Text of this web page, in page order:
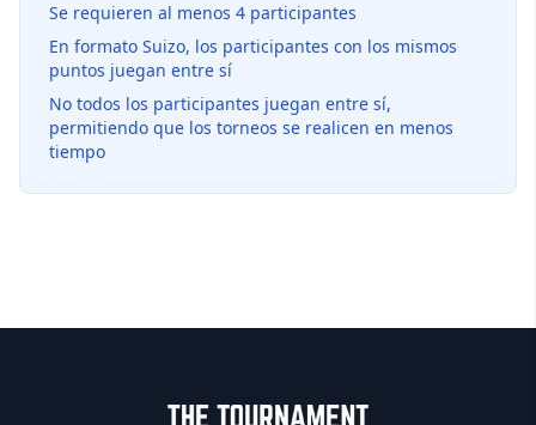
Se requieren al menos 4 participantes
En formato Suizo, los participantes con los mismos
puntos juegan entre sí
No todos los participantes juegan entre sí,
permitiendo que los torneos se realicen en menos
tiempo